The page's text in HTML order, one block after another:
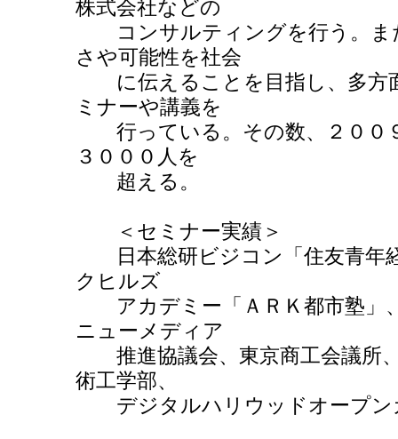
株式会社などの
コンサルティングを行う。ま
さや可能性を社会
に伝えることを目指し、多方
ミナーや講義を
行っている。その数、２００
３０００人を
超える。
＜セミナー実績＞
日本総研ビジコン「住友青年
クヒルズ
アカデミー「ＡＲＫ都市塾」
ニューメディア
推進協議会、東京商工会議所
術工学部、
デジタルハリウッドオープン